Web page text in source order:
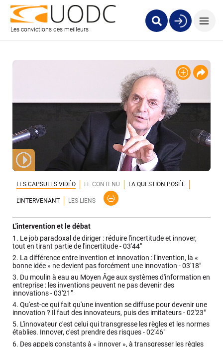
Les convictions des meilleurs
LES CAPSULES VIDÉO LE CONTENU LA QUESTION POSÉE
L'INTERVENANT LES LIENS
L'intervention et le débat
1. Le job paradoxal de diriger : réduire l'incertitude et innover,
tout en tirant partie de l'incertitude -03'44"
2. La différence entre invention et innovation : l'invention, la «
bonne idée » ne devient pas forcément une innovation -03'18"
3. Du moulin à eau au Moyen Âge aux systèmes d'information en
entreprise : les inventions peuvent ne pas devenir des
innovations -03'21"
4. Qu'est-ce qui fait qu'une invention se diffuse pour devenir une
innovation ? Il faut des innovateurs, puis des imitateurs -02'23"
5. L'innovateur c'est celui qui transgresse les règles et les normes
établies. Innover, c'est prendre des risques -02'46"
6. Des appels constants à « innover », à transgresser les règles